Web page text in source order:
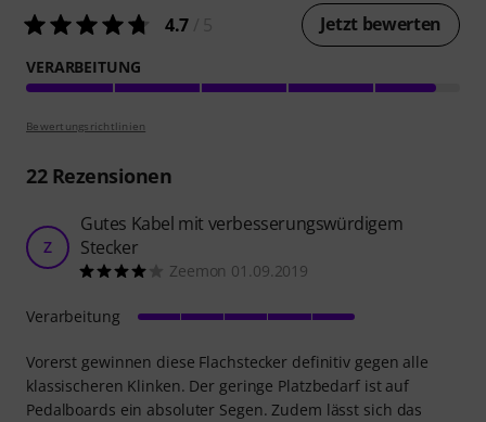
4.7 Jetzt bewerten
VERARBEITUNG
Bewertungsrichtlinien
22Rezensionen
Z
Gutes Kabel mit verbesserungswürdigem
Stecker
Zeemon 01.09.2019
Vorerst gewinnen diese Flachstecker definitiv gegen alle
klassischeren Klinken. Der geringe Platzbedarf ist auf
Pedalboards ein absoluter Segen. Zudem lässt sich das
Verarbeitung